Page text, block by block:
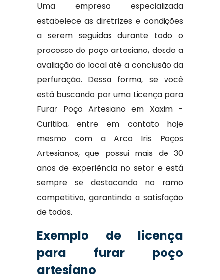
Uma empresa especializada
estabelece as diretrizes e condições
a serem seguidas durante todo o
processo do poço artesiano, desde a
avaliação do local até a conclusão da
perfuração. Dessa forma, se você
está buscando por uma Licença para
Furar Poço Artesiano em Xaxim -
Curitiba, entre em contato hoje
mesmo com a Arco Iris Poços
Artesianos, que possui mais de 30
anos de experiência no setor e está
sempre se destacando no ramo
competitivo, garantindo a satisfação
de todos.
Exemplo de licença
para furar poço
artesiano